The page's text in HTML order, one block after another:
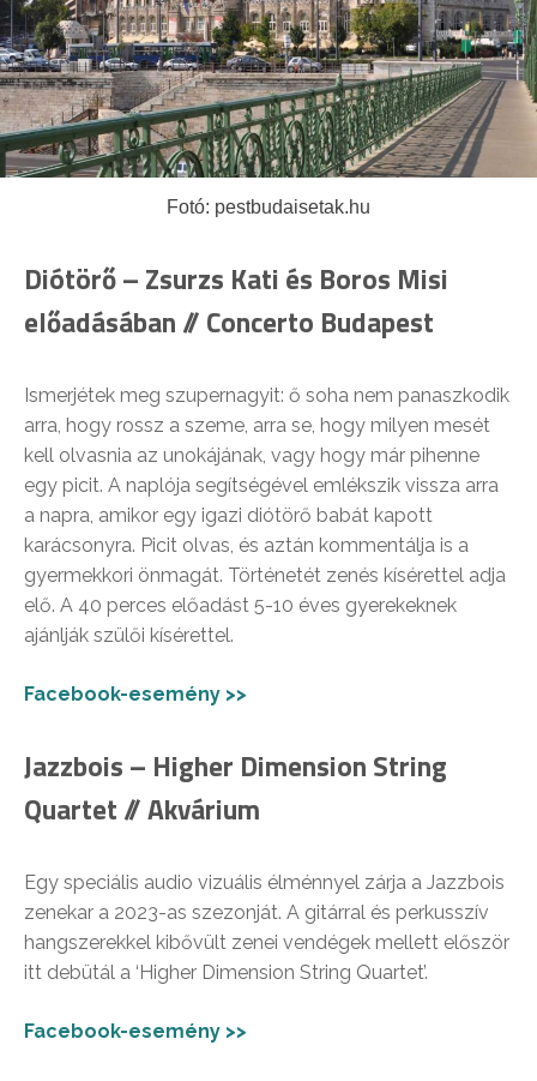
Fotó: pestbudaisetak.hu
Diótörő – Zsurzs Kati és Boros Misi
előadásában // Concerto Budapest
Ismerjétek meg szupernagyit: ő soha nem panaszkodik
arra, hogy rossz a szeme, arra se, hogy milyen mesét
kell olvasnia az unokájának, vagy hogy már pihenne
egy picit. A naplója segítségével emlékszik vissza arra
a napra, amikor egy igazi diótörő babát kapott
karácsonyra. Picit olvas, és aztán kommentálja is a
gyermekkori önmagát. Történetét zenés kísérettel adja
elő. A 40 perces előadást 5-10 éves gyerekeknek
ajánlják szülői kísérettel.
Facebook-esemény >>
Jazzbois – Higher Dimension String
Quartet // Akvárium
Egy speciális audio vizuális élménnyel zárja a Jazzbois
zenekar a 2023-as szezonját. A gitárral és perkusszív
hangszerekkel kibővült zenei vendégek mellett először
itt debütál a ‘Higher Dimension String Quartet’.
Facebook-esemény >>